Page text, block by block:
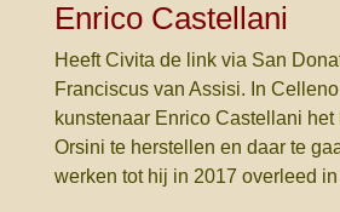
Enrico Castellani
Heeft Civita de link via San
Franciscus van Assisi. In
kunstenaar Enrico Castellani het
Orsini te herstellen en daar te
werken tot hij in 2017 overleed